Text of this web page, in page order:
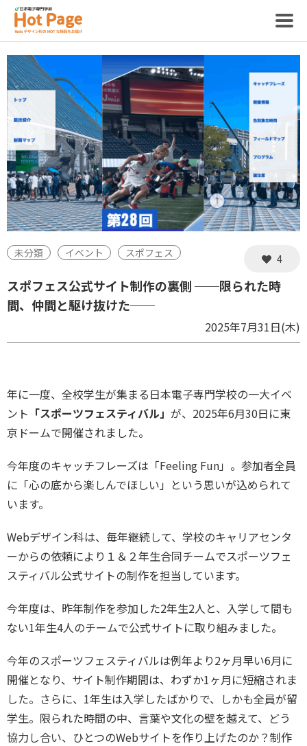
ホットページって？
制作スタッフ
未分類 イベント スポフェス 4
スポフェス公式サイト制作の裏側 ──限られた時
間、仲間と駆け抜けた──
2025年7月31日(木)
年に一度、全校学生が集まる日本電子専門学校の一大イベ
ント 「スポーツフェスティバル」 が、2025年6月30日に東
京ドームで開催されました。
今年度のキャッチフレーズは「Feeling Fun」。参加者全員
に「心の底から楽しんでほしい」という思いが込められて
います。
Webデザイン科は、毎年継続して、学校のキャリアセンタ
ーからの依頼により１＆２年生合同チームでスポーツフェ
スティバル公式サイトの制作を担当しています。
今年度は、昨年制作を参加した2年生2人と、入学して間も
ない1年生4人のチームで公式サイトに取り組みました。
今年のスポーツフェスティバルは例年より2ヶ月早い6月に
開催となり、サイト制作期間は、わずか1ヶ月に短縮されま
した。さらに、1年生は入学したばかりで、しかも全員が留
学生。限られた時間の中、言葉や文化の壁を越えて、どう
協力し合い、ひとつのWebサイトを作り上げたのか？制作